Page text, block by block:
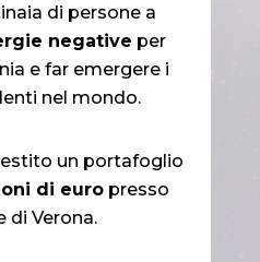
di persone a
negative per
e far emergere i
nel mondo.
un portafoglio
di europresso
di Verona.